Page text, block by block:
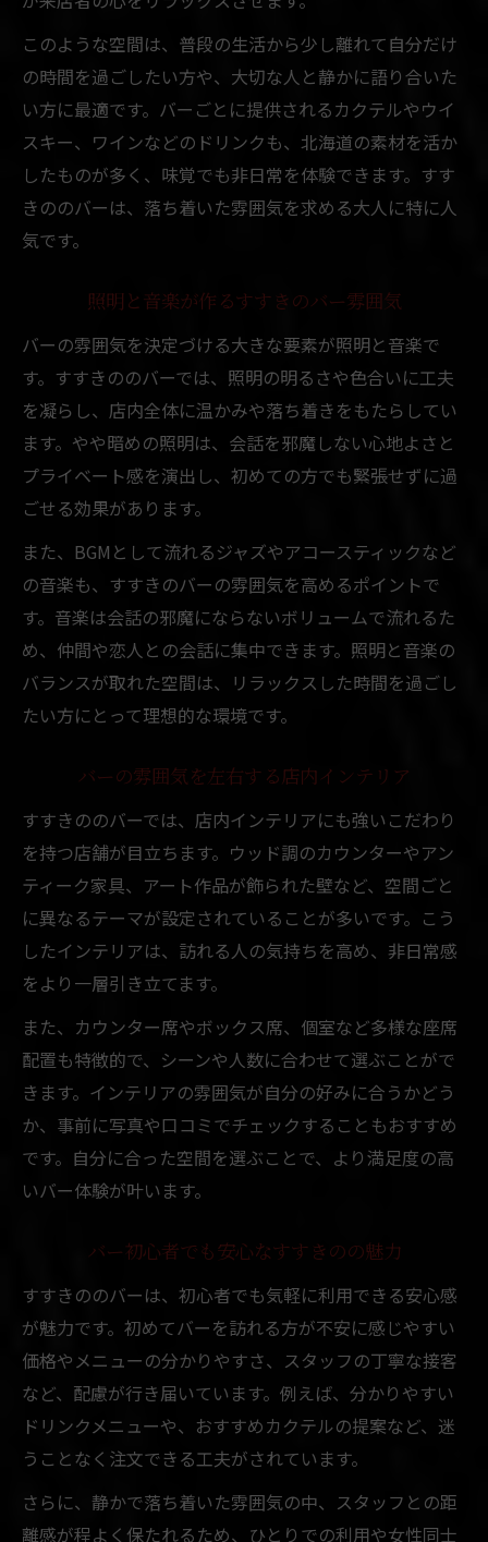
会話が弾むバー空間とはどんなものか
バー雰囲気が会話を豊かにする理由とは
すすきののバーで心地よい会話を楽しむ
静かな雰囲気のバーが会話に最適な理由
カウンター席のあるバーで語らうひととき
リラックスした夜におすすめのバー特集
すすきので癒されるバー選びのポイント
静かに過ごせるバーで夜を満喫する方法
落ち着いた空間が自慢のすすきのバー特集
心安らぐ雰囲気のバーを楽しむコツとは
個性豊かなバーで心地よい時間を過ごす
個性的なバー雰囲気を楽しむすすきの巡り
店ごとの特徴が光るすすきののバー空間
自分だけの心地よいバーを見つける秘訣
すすきののバーで個性を感じる夜の過ごし
方
一度訪れたい個性派バーの魅力と雰囲気
このような空間は、普段の生活から少し離れて自分だけ
の時間を過ごしたい方や、大切な人と静かに語り合いた
い方に最適です。バーごとに提供されるカクテルやウイ
スキー、ワインなどのドリンクも、北海道の素材を活か
したものが多く、味覚でも非日常を体験できます。すす
きののバーは、落ち着いた雰囲気を求める大人に特に人
気です。
照明と音楽が作るすすきのバー雰囲気
バーの雰囲気を決定づける大きな要素が照明と音楽で
す。すすきののバーでは、照明の明るさや色合いに工夫
を凝らし、店内全体に温かみや落ち着きをもたらしてい
ます。やや暗めの照明は、会話を邪魔しない心地よさと
プライベート感を演出し、初めての方でも緊張せずに過
ごせる効果があります。
また、BGMとして流れるジャズやアコースティックなど
の音楽も、すすきのバーの雰囲気を高めるポイントで
す。音楽は会話の邪魔にならないボリュームで流れるた
め、仲間や恋人との会話に集中できます。照明と音楽の
バランスが取れた空間は、リラックスした時間を過ごし
たい方にとって理想的な環境です。
バーの雰囲気を左右する店内インテリア
すすきののバーでは、店内インテリアにも強いこだわり
を持つ店舗が目立ちます。ウッド調のカウンターやアン
ティーク家具、アート作品が飾られた壁など、空間ごと
に異なるテーマが設定されていることが多いです。こう
したインテリアは、訪れる人の気持ちを高め、非日常感
をより一層引き立てます。
また、カウンター席やボックス席、個室など多様な座席
配置も特徴的で、シーンや人数に合わせて選ぶことがで
きます。インテリアの雰囲気が自分の好みに合うかどう
か、事前に写真や口コミでチェックすることもおすすめ
です。自分に合った空間を選ぶことで、より満足度の高
いバー体験が叶います。
バー初心者でも安心なすすきのの魅力
すすきののバーは、初心者でも気軽に利用できる安心感
が魅力です。初めてバーを訪れる方が不安に感じやすい
価格やメニューの分かりやすさ、スタッフの丁寧な接客
など、配慮が行き届いています。例えば、分かりやすい
ドリンクメニューや、おすすめカクテルの提案など、迷
うことなく注文できる工夫がされています。
さらに、静かで落ち着いた雰囲気の中、スタッフとの距
離感が程よく保たれるため、ひとりでの利用や女性同士